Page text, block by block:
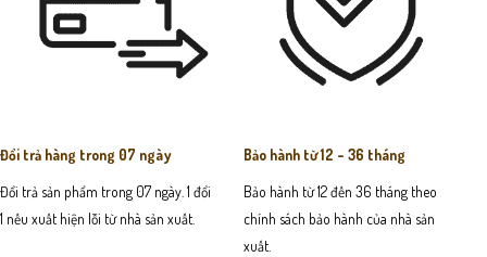
Đổi trả hàng trong 07 ngày
Đổi trả sản phẩm trong 07 ngày. 1 đổi
1 nếu xuất hiện lỗi từ nhà sản xuất.
Bảo hành từ 12 - 36 tháng
Bảo hành từ 12 đến 36 tháng theo
chính sách bảo hành của nhà sản
xuất.